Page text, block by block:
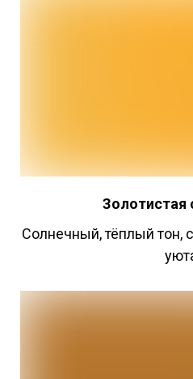
Золотистая
Cолнечный, тёплый